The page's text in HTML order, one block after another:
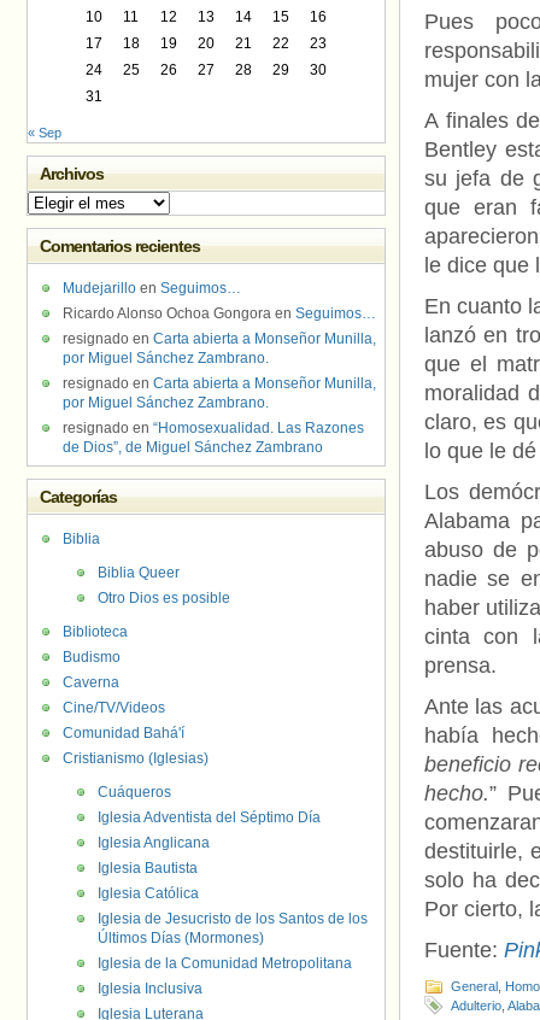
Pues
mujer con
A finales
Bentley
su jefa de
que eran
le dice que
En cuanto
lanzó en
que el
moralidad
claro, es
lo que le
Los
Alabama
abuso de
nadie se
haber
cinta con
prensa.
Ante las
había
beneficio
hecho.”
destituirle,
solo ha
Por cierto,
Fuente:
General
Adulterio
10
11 12 13 14 15
16
17
18 19 20 21 22
23
24
25 26 27 28 29
30
31
« Sep
Archivos
Archivos
Comentarios recientes
Mudejarillo en Seguimos…
Ricardo Alonso Ochoa Gongora en Seguimos…
resignado en Carta abierta a Monseñor Munilla,
por Miguel Sánchez Zambrano.
resignado en Carta abierta a Monseñor Munilla,
por Miguel Sánchez Zambrano.
resignado en “Homosexualidad. Las Razones
de Dios”, de Miguel Sánchez Zambrano
Categorías
Biblia
Biblia Queer
Otro Dios es posible
Biblioteca
Budismo
Caverna
Cine/TV/Videos
Comunidad Bahá'í
Cristianismo (Iglesias)
Cuáqueros
Iglesia Adventista del Séptimo Día
Iglesia Anglicana
Iglesia Bautista
Iglesia Católica
Iglesia de Jesucristo de los Santos de los
Últimos Días (Mormones)
Iglesia de la Comunidad Metropolitana
Iglesia Inclusiva
Iglesia Luterana